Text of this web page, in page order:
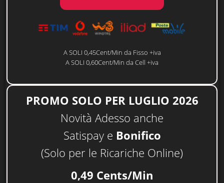
A SOLI 0,45Cent/Min da Fisso +iva
A SOLI 0,60Cent/Min da Cell +iva
PROMO SOLO PER LUGLIO 2026
Novità Adesso anche
Satispay e Bonifico
(Solo per le Ricariche Online)
0,49 Cents/Min